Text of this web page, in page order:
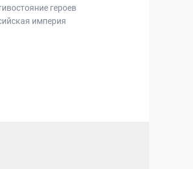
героев
империя